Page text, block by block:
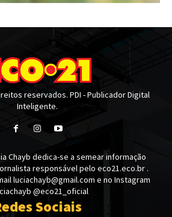
reservados. PDI - Publicador Digital
Inteligente.
Chayb dedica-se a semear informação
responsável pelo eco21.eco.br .
luciachayb@gmail.com e no Instagram
@eco21_oficial
Sociais